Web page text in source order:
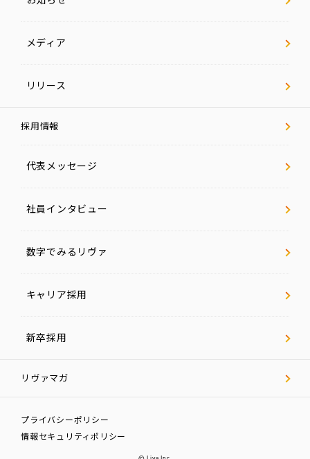
メディア
リリース
採用情報
代表メッセージ
社員インタビュー
数字でみるリヴァ
キャリア採用
新卒採用
リヴァマガ
プライバシーポリシー
情報セキュリティポリシー